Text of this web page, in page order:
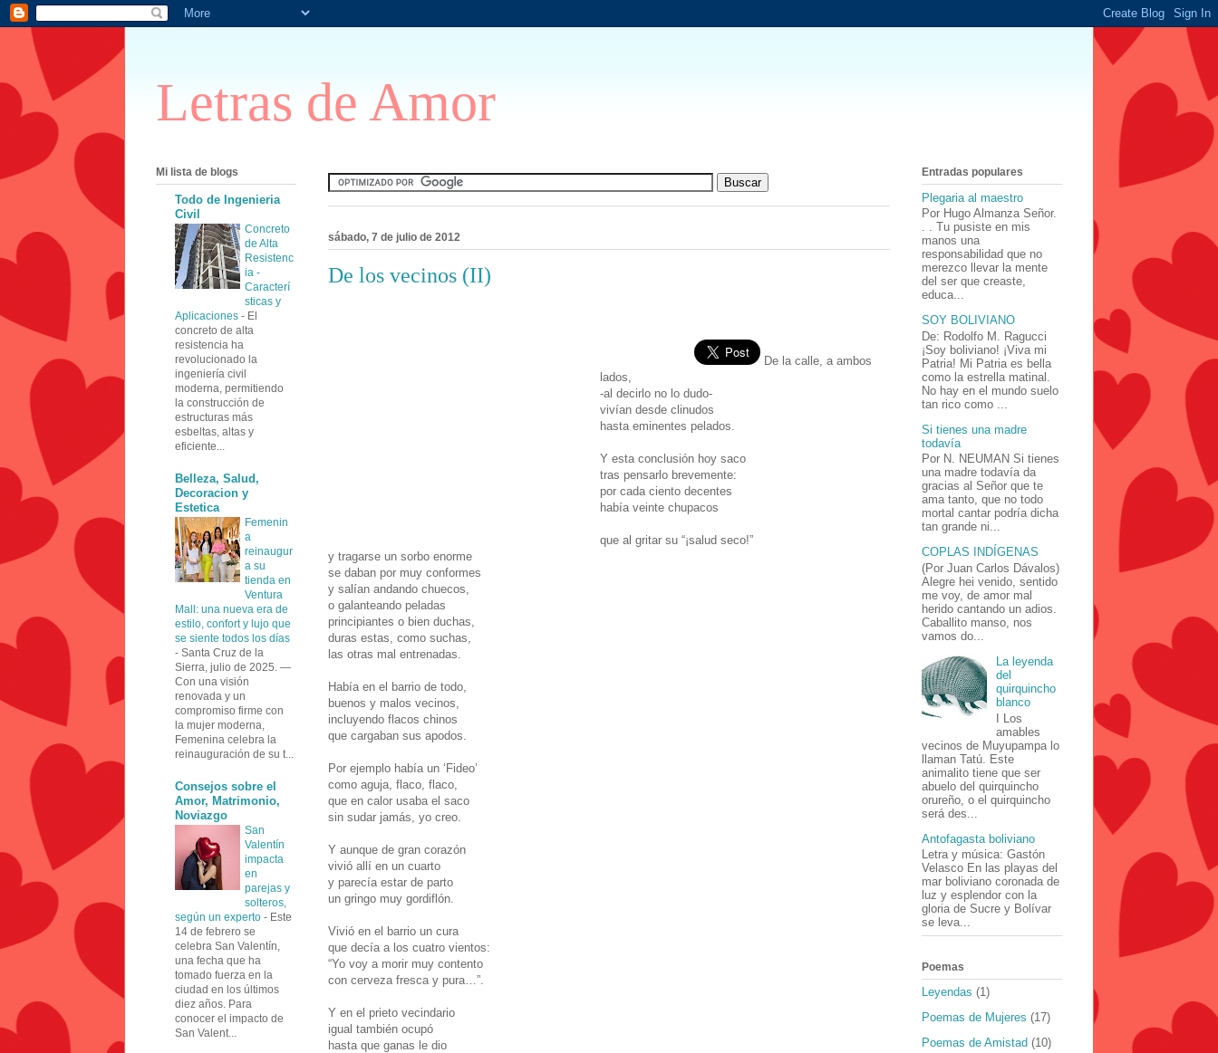
Letras de Amor
sábado, 7 de julio de 2012
De los vecinos (II)
De la calle, a ambos
lados,
-al decirlo no lo dudo-
vivían desde clinudos
hasta eminentes pelados.
Y esta conclusión hoy saco
tras pensarlo brevemente:
por cada ciento decentes
había veinte chupacos
que al gritar su “¡salud seco!”
y tragarse un sorbo enorme
se daban por muy conformes
y salían andando chuecos,
o galanteando peladas
principiantes o bien duchas,
duras estas, como suchas,
las otras mal entrenadas.
Había en el barrio de todo,
buenos y malos vecinos,
incluyendo flacos chinos
que cargaban sus apodos.
Por ejemplo había un ‘Fideo’
como aguja, flaco, flaco,
que en calor usaba el saco
sin sudar jamás, yo creo.
Y aunque de gran corazón
vivió allí en un cuarto
y parecía estar de parto
un gringo muy gordiflón.
Vivió en el barrio un cura
que decía a los cuatro vientos:
“Yo voy a morir muy contento
con cerveza fresca y pura…”.
Y en el prieto vecindario
igual también ocupó
hasta que ganas le dio
Mi lista de blogs
Todo de Ingenieria
Civil
Concreto
de Alta
Resistenc
ia -
Caracterí
sticas y
Aplicaciones - El
concreto de alta
resistencia ha
revolucionado la
ingeniería civil
moderna, permitiendo
la construcción de
estructuras más
esbeltas, altas y
eficiente...
Belleza, Salud,
Decoracion y
Estetica
Femenin
a
reinaugur
a su
tienda en
Ventura
Mall: una nueva era de
estilo, confort y lujo que
se siente todos los días
- Santa Cruz de la
Sierra, julio de 2025. —
Con una visión
renovada y un
compromiso firme con
la mujer moderna,
Femenina celebra la
reinauguración de su t...
Consejos sobre el
Amor, Matrimonio,
Noviazgo
San
Valentín
impacta
en
parejas y
solteros,
según un experto - Este
14 de febrero se
celebra San Valentín,
una fecha que ha
tomado fuerza en la
ciudad en los últimos
diez años. Para
conocer el impacto de
San Valent...
Entradas populares
Plegaria al maestro
Por Hugo Almanza Señor.
. . Tu pusiste en mis
manos una
responsabilidad que no
merezco llevar la mente
del ser que creaste,
educa...
SOY BOLIVIANO
De: Rodolfo M. Ragucci
¡Soy boliviano! ¡Viva mi
Patria! Mi Patria es bella
como la estrella matinal.
No hay en el mundo suelo
tan rico como ...
Si tienes una madre
todavía
Por N. NEUMAN Si tienes
una madre todavía da
gracias al Señor que te
ama tanto, que no todo
mortal cantar podría dicha
tan grande ni...
COPLAS INDÍGENAS
(Por Juan Carlos Dávalos)
Alegre hei venido, sentido
me voy, de amor mal
herido cantando un adios.
Caballito manso, nos
vamos do...
La leyenda
del
quirquincho
blanco
I Los
amables
vecinos de Muyupampa lo
llaman Tatú. Este
animalito tiene que ser
abuelo del quirquincho
orureño, o el quirquincho
será des...
Antofagasta boliviano
Letra y música: Gastón
Velasco En las playas del
mar boliviano coronada de
luz y esplendor con la
gloria de Sucre y Bolívar
se leva...
Poemas
Leyendas (1)
Poemas de Mujeres (17)
Poemas de Amistad (10)